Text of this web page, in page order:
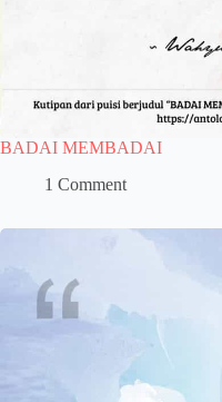
BADAI MEMBADAI
1 Comment